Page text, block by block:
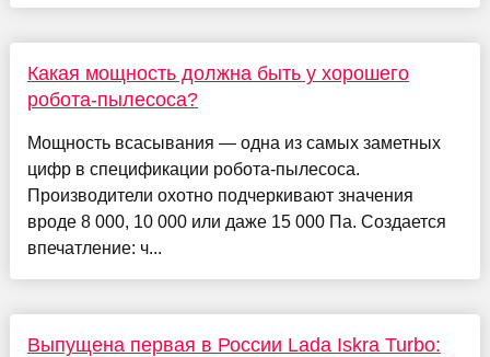
Какая мощность должна быть у хорошего
робота-пылесоса?
Мощность всасывания — одна из самых заметных
цифр в спецификации робота-пылесоса.
Производители охотно подчеркивают значения
вроде 8 000, 10 000 или даже 15 000 Па. Создается
впечатление: ч...
Выпущена первая в России Lada Iskra Turbo: